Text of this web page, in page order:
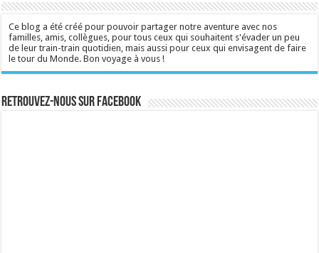
Ce blog a été créé pour pouvoir partager notre aventure avec nos
familles, amis, collègues, pour tous ceux qui souhaitent s'évader un peu
de leur train-train quotidien, mais aussi pour ceux qui envisagent de faire
le tour du Monde. Bon voyage à vous !
Retrouvez-nous sur Facebook